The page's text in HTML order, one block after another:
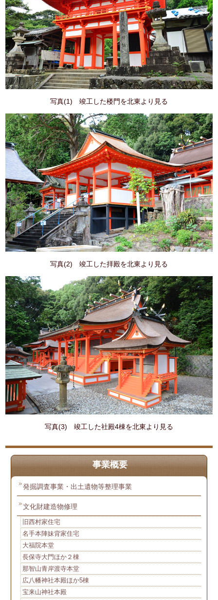
写真(1) 竣工した楼門を北東より見る
写真(2) 竣工した拝殿を北東より見る
写真(3) 竣工した社殿4棟を北東より見る
事業概要
発掘調査事業・出土遺物等整理事業
文化財建造物修理
旧西村家住宅
名手本陣妹背家住宅
大福院本堂
長保寺大門ほか２棟
那智山青岸渡寺本堂
広八幡神社本殿ほか5棟
宝来山神社本殿